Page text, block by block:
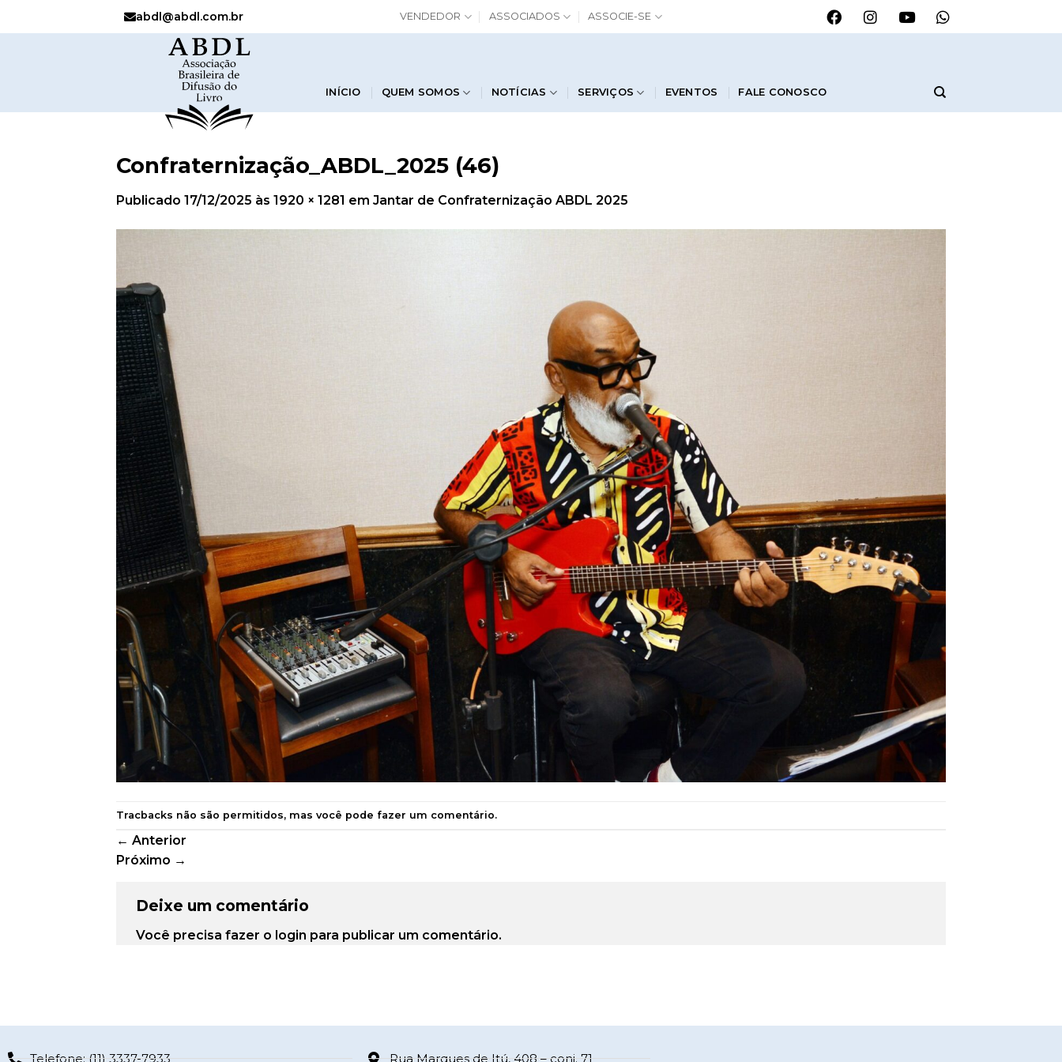
abdl@abdl.com.br VENDEDOR ASSOCIADOS ASSOCIE-SE
INÍCIO QUEM SOMOS NOTÍCIAS SERVIÇOS EVENTOS FALE CONOSCO
Confraternização_ABDL_2025 (46)
Publicado 17/12/2025 às 1920 × 1281 em Jantar de Confraternização ABDL 2025
Tracbacks não são permitidos, mas você pode fazer um comentário.
← Anterior
Próximo →
Deixe um comentário
Você precisa fazer o login para publicar um comentário.
Telefone: (11) 3337-7933 Rua Marques de Itú, 408 – conj. 71